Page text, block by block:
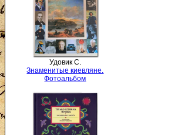
Удовик С.
Знаменитые киевляне.
Фотоальбом